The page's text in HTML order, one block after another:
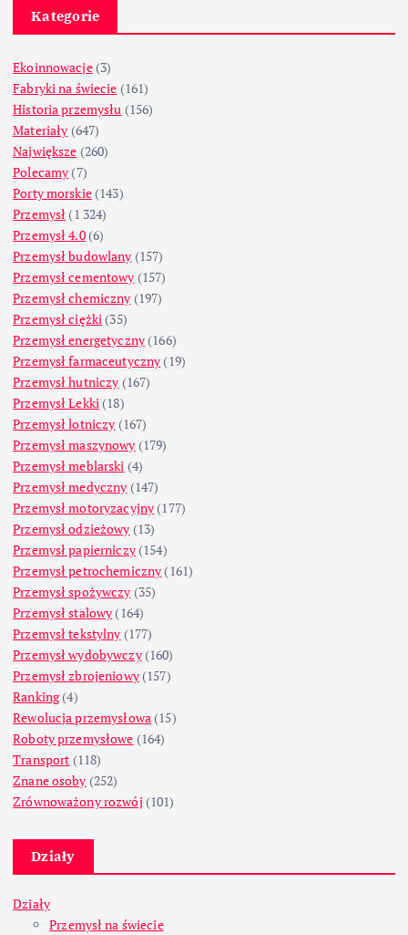
Kategorie
Ekoinnowacje(3)
Fabryki na świecie (161)
Historia przemysłu (156)
Materiały (647)
Największe (260)
Polecamy (7)
Porty morskie(143)
Przemysł (1 324)
Przemysł 4.0(6)
Przemysł budowlany (157)
Przemysł cementowy (157)
Przemysł chemiczny (197)
Przemysł ciężki (35)
Przemysł energetyczny (166)
Przemysł farmaceutyczny (19)
Przemysł hutniczy (167)
Przemysł Lekki (18)
Przemysł lotniczy (167)
Przemysł maszynowy (179)
Przemysł meblarski (4)
Przemysł medyczny (147)
Przemysł motoryzacyjny (177)
Przemysł odzieżowy (13)
Przemysł papierniczy(154)
Przemysł petrochemiczny (161)
Przemysł spożywczy (35)
Przemysł stalowy (164)
Przemysł tekstylny (177)
Przemysł wydobywczy(160)
Przemysł zbrojeniowy(157)
Ranking(4)
Rewolucja przemysłowa (15)
Roboty przemysłowe (164)
Transport (118)
Znane osoby (252)
Zrównoważony rozwój (101)
Działy
Działy
Przemysł na świecie